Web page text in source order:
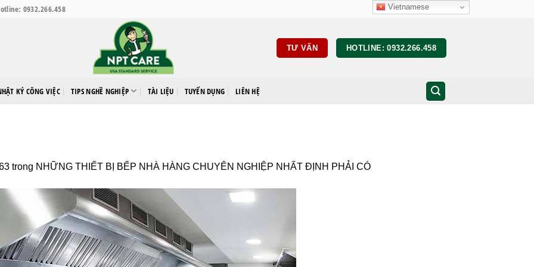
0932.266.458
TƯ VẤN HOTLINE: 0932.266.458
KÝ CÔNG VIỆC TIPS NGHỀ NGHIỆP TÀI LIỆU TUYỂN DỤNG LIÊN HỆ
trong NHỮNG THIẾT BỊ BẾP NHÀ HÀNG CHUYÊN NGHIỆP NHẤT ĐỊNH PHẢI CÓ
Vietnamese